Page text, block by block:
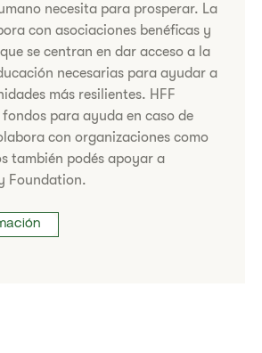
necesita para prosperar. La
con asociaciones benéficas y
se centran en dar acceso a la
necesarias para ayudar a
más resilientes. HFF
para ayuda en caso de
con organizaciones como
también podés apoyar a
Foundation.